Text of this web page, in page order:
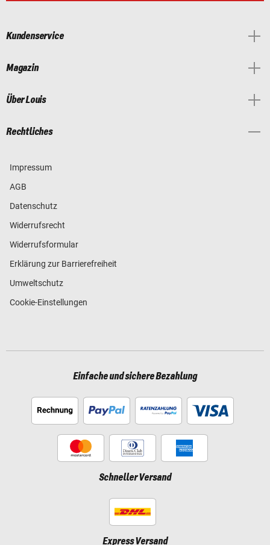
Kundenservice
Magazin
Über Louis
Rechtliches
Impressum
AGB
Datenschutz
Widerrufsrecht
Widerrufsformular
Erklärung zur Barrierefreiheit
Umweltschutz
Cookie-Einstellungen
Einfache und sichere Bezahlung
Schneller Versand
Express Versand